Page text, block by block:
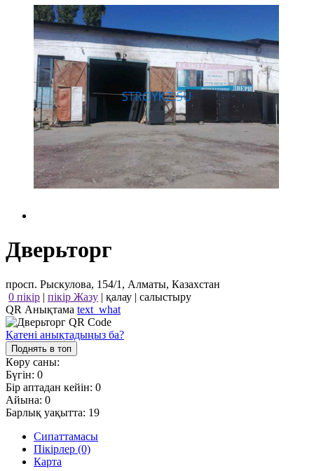
Дверьторг
просп. Рыскулова, 154/1, Алматы, Казахстан
0 пікір | пікір Жазу | қалау | салыстыру
QR Анықтама text_what
Қатені анықтадыңыз ба?
Поднять в топ
Көру саны:
Бүгін: 0
Бір аптадан кейін: 0
Айына: 0
Барлық уақытта: 19
Сипаттамасы
Пікірлер (0)
Карта